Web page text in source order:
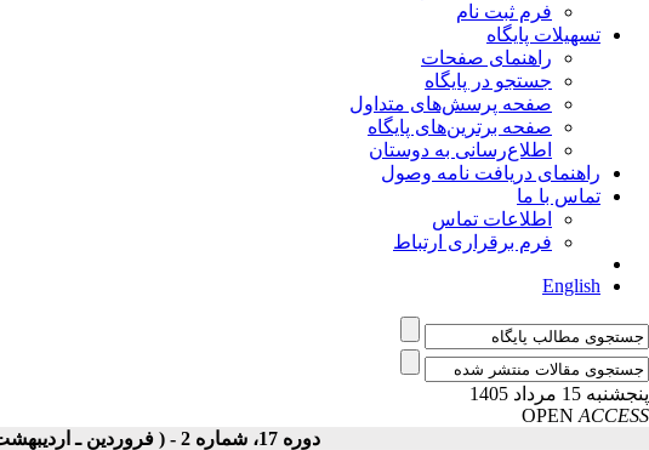
فرم ثبت نام
تسهیلات پایگاه
راهنمای صفحات
جستجو در پایگاه
صفحه پرسش‌های متداول
صفحه برترین‌های پایگاه
اطلاع‌رسانی به دوستان
راهنمای دریافت نامه وصول
تماس با ما
اطلاعات تماس
فرم برقراری ارتباط
English
پنجشنبه 15 مرداد 1405
OPEN ACCESS
دوره 17، شماره 2 - ( فروردین ـ اردیبهشت 1397 )